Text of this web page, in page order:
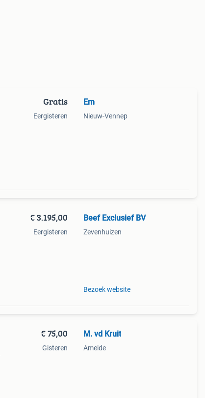
Gratis
Eergisteren
Em
Nieuw-Vennep
€ 3.195,00
Eergisteren
Beef Exclusief BV
Zevenhuizen
Bezoek website
€ 75,00
Gisteren
M. vd Kruit
Ameide